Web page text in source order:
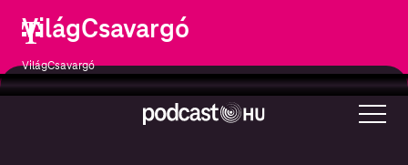
VilágCsavargó
VilágCsavargó
Helyek és utazás